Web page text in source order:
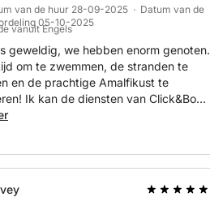
van de huur 28-09-2025 · Datum van de
05-10-2025
vanuit Engels
geweldig, we hebben enorm genoten.
om te zwemmen, de stranden te
en de prachtige Amalfikust te
Ik kan de diensten van Click&Boat
aanbevelen. De communicatie was